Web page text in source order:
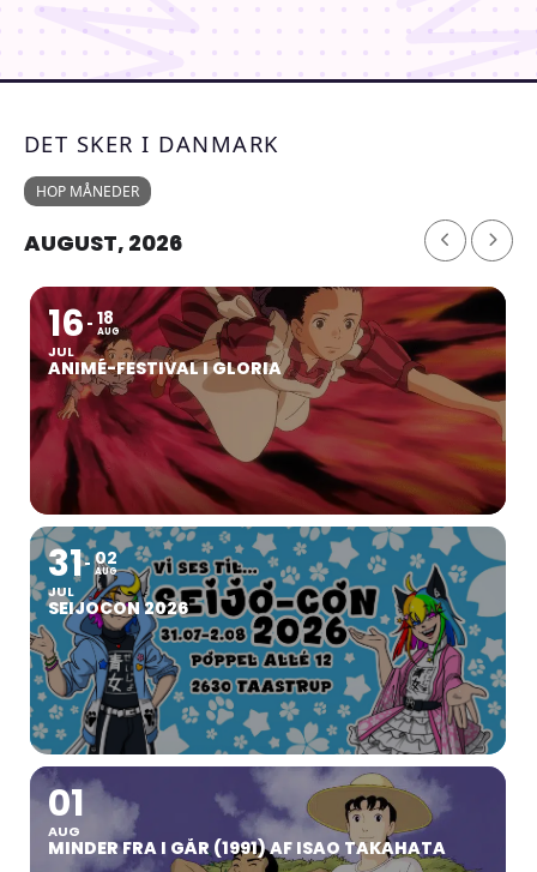
DET SKER I DANMARK
HOP MÅNEDER
AUGUST, 2026
16
JUL
18
AUG
ANIMÉ-FESTIVAL I GLORIA
31
JUL
02
AUG
SEIJOCON 2026
01
AUG
MINDER FRA I GÅR (1991) AF ISAO TAKAHATA